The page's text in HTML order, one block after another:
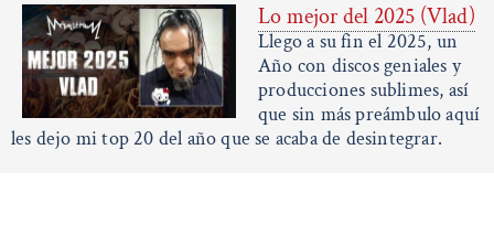
Lo mejor del 2025 (Vlad)
Llego a su fin el 2025, un
Año con discos geniales y
producciones sublimes, así
que sin más preámbulo aquí
les dejo mi top 20 del año que se acaba de desintegrar.